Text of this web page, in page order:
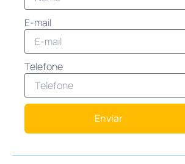
E-mail
Telefone
Enviar